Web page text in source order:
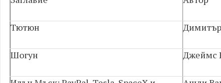
Тютюн
Шогун Джеймс